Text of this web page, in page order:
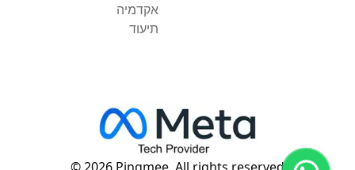
אקדמיה
תיעוד